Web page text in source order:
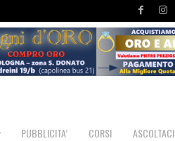
PUBBLICITA’ CORSI ASCOLTACI